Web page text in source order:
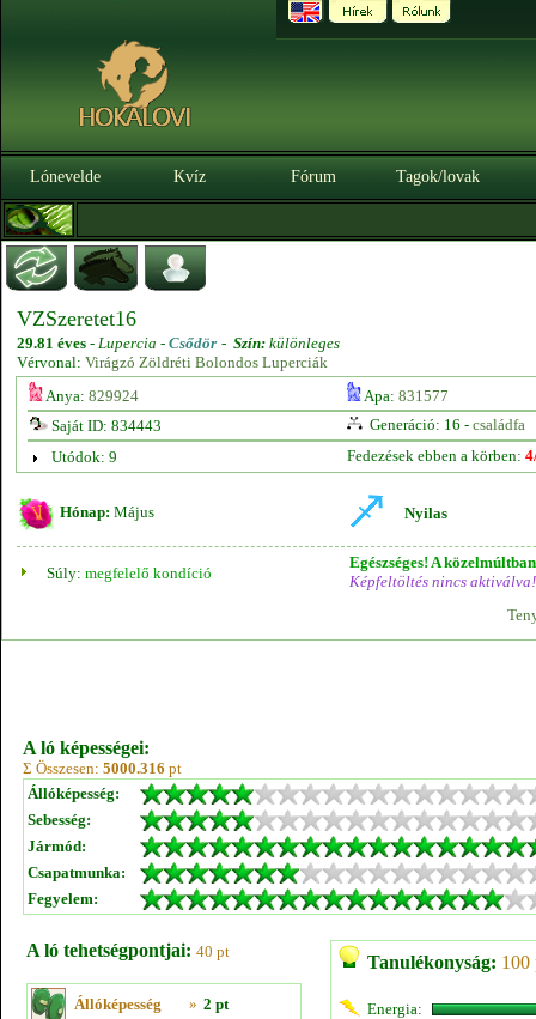
Lónevelde Kvíz Fórum Tagok/lovak
VZSzeretet16
29.81 éves - Lupercia - Csődör - Szín: különleges
Vérvonal: Virágzó Zöldréti Bolondos Luperciák
Anya: 829924 Apa: 831577
Saját ID: 834443
Generáció: 16 - családfa
Utódok: 9
Fedezések ebben a körben:
Hónap: Május Nyilas
Súly: megfelelő kondíció
Egészséges! A
Képfeltöltés nincs aktiválva!
A ló képességei:
Σ Összesen: 5000.316 pt
Állóképesség:
Sebesség:
Jármód:
Csapatmunka:
Fegyelem:
A ló tehetségpontjai: 40 pt
Állóképesség » 2 pt
Tanulékonyság: 100
Energia: